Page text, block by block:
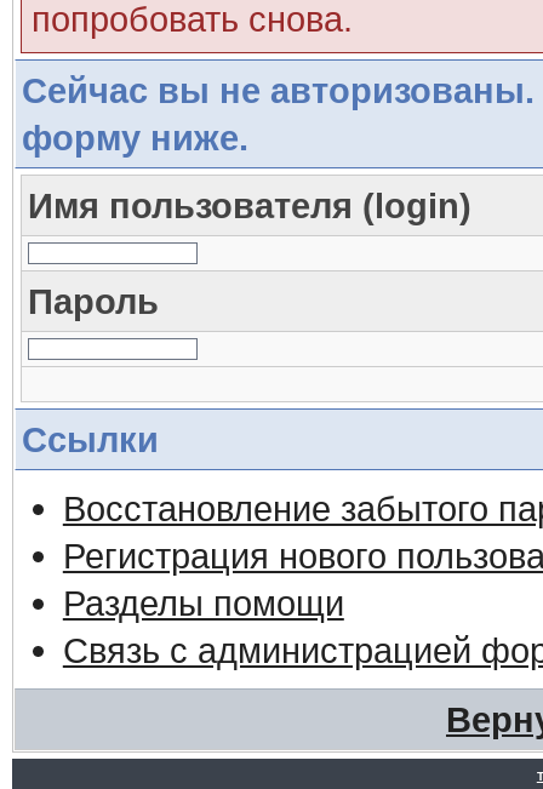
попробовать снова.
Сейчас вы не авторизованы.
форму ниже.
Имя пользователя (login)
Пароль
Ссылки
Восстановление забытого
Регистрация нового
Разделы помощи
Связь с администрацией